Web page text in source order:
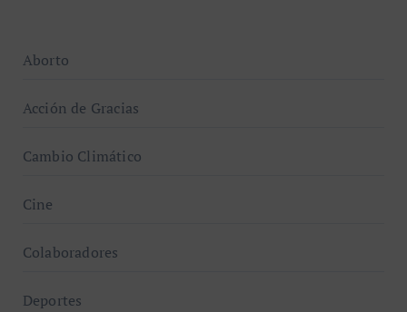
Aborto
Acción de Gracias
Cambio Climático
Cine
Colaboradores
Deportes